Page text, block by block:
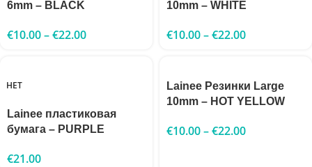
6mm – BLACK
€10.00–€22.00
10mm – WHITE
€10.00–€22.00
НЕТ
Lainee пластиковая
бумага – PURPLE
€21.00
Lainee Резинки Large
10mm – HOT YELLOW
€10.00–€22.00